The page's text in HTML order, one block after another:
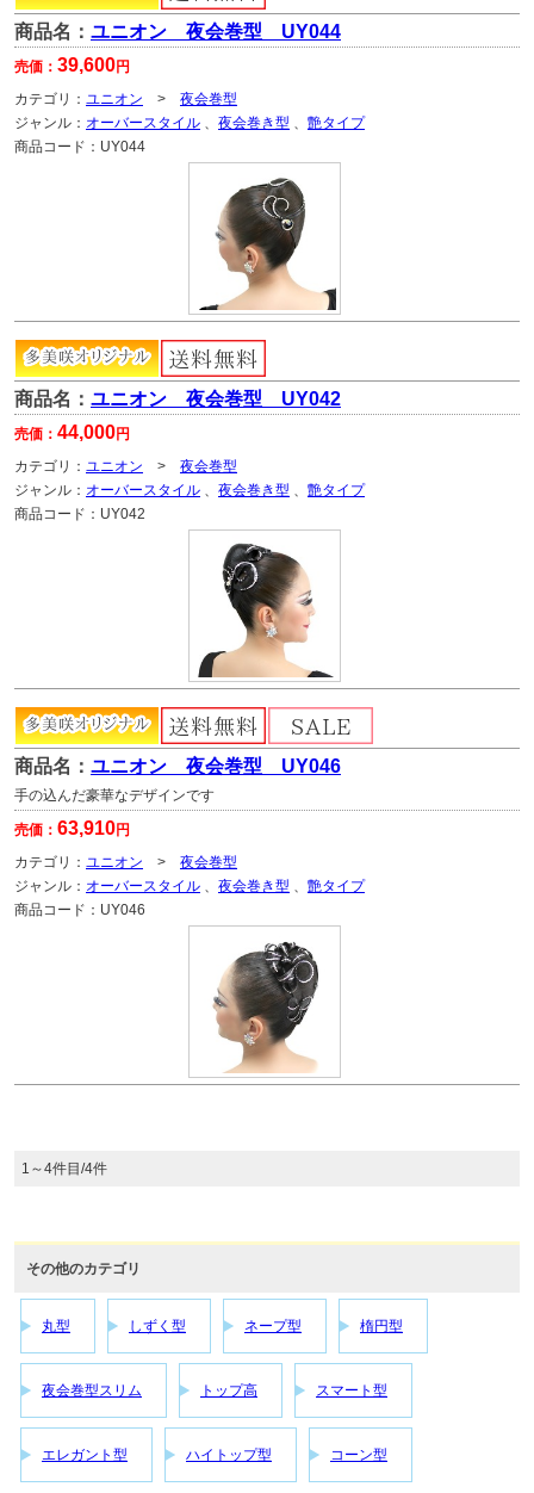
商品名： ユニオン 夜会巻型 UY044
売価： 39,600円
カテゴリ： ユニオン > 夜会巻型
ジャンル： オーバースタイル 、 夜会巻き型 、 艶タイプ
商品コード： UY044
商品名： ユニオン 夜会巻型 UY042
売価： 44,000円
カテゴリ： ユニオン > 夜会巻型
ジャンル： オーバースタイル 、 夜会巻き型 、 艶タイプ
商品コード： UY042
商品名： ユニオン 夜会巻型 UY046
手の込んだ豪華なデザインです
売価： 63,910円
カテゴリ： ユニオン > 夜会巻型
ジャンル： オーバースタイル 、 夜会巻き型 、 艶タイプ
商品コード： UY046
1～4件目/4件
その他のカテゴリ
丸型 しずく型 ネープ型 楕円型
夜会巻型スリム トップ高 スマート型
エレガント型 ハイトップ型 コーン型